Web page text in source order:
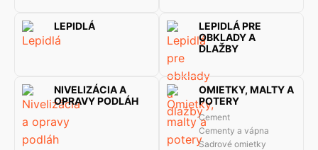
LEPIDLÁ
LEPIDLÁ PRE
OBKLADY A
DLAŽBY
NIVELIZÁCIA A
OPRAVY PODLÁH
OMIETKY, MALTY A
POTERY
Cement
Cementy a vápna
Sadrové omietky